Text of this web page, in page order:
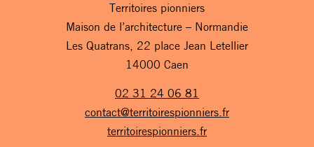
Territoires pionniers
Maison de l’architecture – Normandie
Les Quatrans, 22 place Jean Letellier
14000 Caen
02 31 24 06 81
contact@territoirespionniers.fr
territoirespionniers.fr